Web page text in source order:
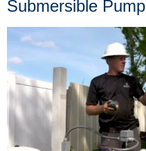
Submersible Pump